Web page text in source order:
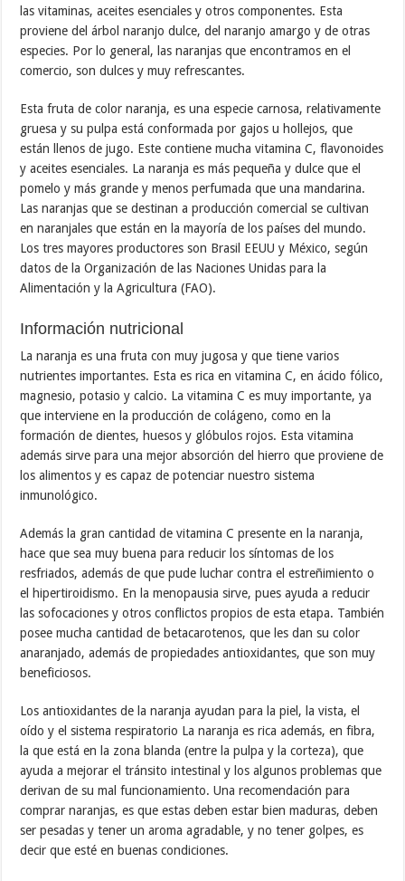
las vitaminas, aceites esenciales y otros componentes. Esta
proviene del árbol naranjo dulce, del naranjo amargo y de otras
especies. Por lo general, las naranjas que encontramos en el
comercio, son dulces y muy refrescantes.
Esta fruta de color naranja, es una especie carnosa, relativamente
gruesa y su pulpa está conformada por gajos u hollejos, que
están llenos de jugo. Este contiene mucha vitamina C, flavonoides
y aceites esenciales. La naranja es más pequeña y dulce que el
pomelo y más grande y menos perfumada que una mandarina.
Las naranjas que se destinan a producción comercial se cultivan
en naranjales que están en la mayoría de los países del mundo.
Los tres mayores productores son Brasil EEUU y México, según
datos de la Organización de las Naciones Unidas para la
Alimentación y la Agricultura (FAO).
Información nutricional
La naranja es una fruta con muy jugosa y que tiene varios
nutrientes importantes. Esta es rica en vitamina C, en ácido fólico,
magnesio, potasio y calcio. La vitamina C es muy importante, ya
que interviene en la producción de colágeno, como en la
formación de dientes, huesos y glóbulos rojos. Esta vitamina
además sirve para una mejor absorción del hierro que proviene de
los alimentos y es capaz de potenciar nuestro sistema
inmunológico.
Además la gran cantidad de vitamina C presente en la naranja,
hace que sea muy buena para reducir los síntomas de los
resfriados, además de que pude luchar contra el estreñimiento o
el hipertiroidismo. En la menopausia sirve, pues ayuda a reducir
las sofocaciones y otros conflictos propios de esta etapa. También
posee mucha cantidad de betacarotenos, que les dan su color
anaranjado, además de propiedades antioxidantes, que son muy
beneficiosos.
Los antioxidantes de la naranja ayudan para la piel, la vista, el
oído y el sistema respiratorio La naranja es rica además, en fibra,
la que está en la zona blanda (entre la pulpa y la corteza), que
ayuda a mejorar el tránsito intestinal y los algunos problemas que
derivan de su mal funcionamiento. Una recomendación para
comprar naranjas, es que estas deben estar bien maduras, deben
ser pesadas y tener un aroma agradable, y no tener golpes, es
decir que esté en buenas condiciones.